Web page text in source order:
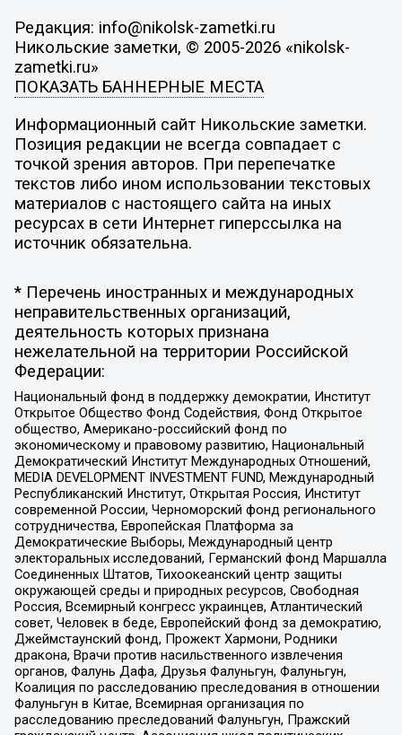
Редакция: info@nikolsk-zametki.ru
Никольские заметки, © 2005-2026 «nikolsk-
zametki.ru»
ПОКАЗАТЬ БАННЕРНЫЕ МЕСТА
Информационный сайт Никольские заметки.
Позиция редакции не всегда совпадает с
точкой зрения авторов. При перепечатке
текстов либо ином использовании текстовых
материалов с настоящего сайта на иных
ресурсах в сети Интернет гиперссылка на
источник обязательна.
* Перечень иностранных и международных
неправительственных организаций,
деятельность которых признана
нежелательной на территории Российской
Федерации:
Национальный фонд в поддержку демократии, Институт
Открытое Общество Фонд Содействия, Фонд Открытое
общество, Американо-российский фонд по
экономическому и правовому развитию, Национальный
Демократический Институт Международных Отношений,
MEDIA DEVELOPMENT INVESTMENT FUND, Международный
Республиканский Институт, Открытая Россия, Институт
современной России, Черноморский фонд регионального
сотрудничества, Европейская Платформа за
Демократические Выборы, Международный центр
электоральных исследований, Германский фонд Маршалла
Соединенных Штатов, Тихоокеанский центр защиты
окружающей среды и природных ресурсов, Свободная
Россия, Всемирный конгресс украинцев, Атлантический
совет, Человек в беде, Европейский фонд за демократию,
Джеймстаунский фонд, Прожект Хармони, Родники
дракона, Врачи против насильственного извлечения
органов, Фалунь Дафа, Друзья Фалуньгун, Фалуньгун,
Коалиция по расследованию преследования в отношении
Фалуньгун в Китае, Всемирная организация по
расследованию преследований Фалуньгун, Пражский